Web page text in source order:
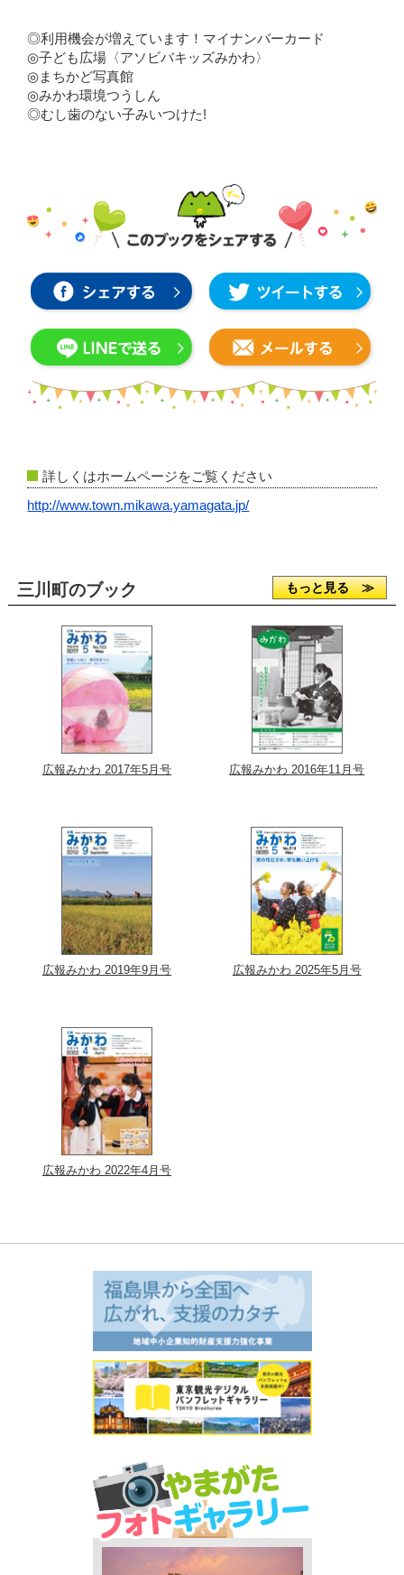
◎利用機会が増えています！マイナンバーカード
◎子ども広場〈アソビバキッズみかわ〉
◎まちかど写真館
◎みかわ環境つうしん
◎むし歯のない子みいつけた!
詳しくはホームページをご覧ください
http://www.town.mikawa.yamagata.jp/
三川町のブック もっと見る ≫
広報みかわ 2017年5月号 広報みかわ 2016年11月号
広報みかわ 2019年9月号 広報みかわ 2025年5月号
広報みかわ 2022年4月号